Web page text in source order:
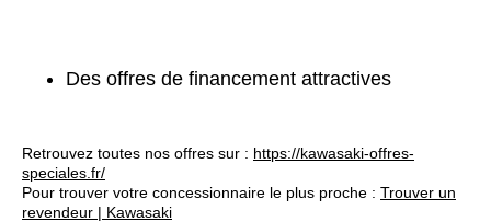
Des offres de financement attractives
Retrouvez toutes nos offres sur : https://kawasaki-offres-
speciales.fr/
Pour trouver votre concessionnaire le plus proche : Trouver un
revendeur | Kawasaki